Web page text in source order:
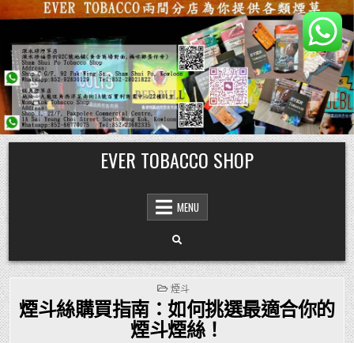
Skip
to
content
EVER TOBACCO SHOP
MENU
POSTED
IN
煙斗
煙斗絲購買指南：如何挑選最適合你的
煙斗煙絲！